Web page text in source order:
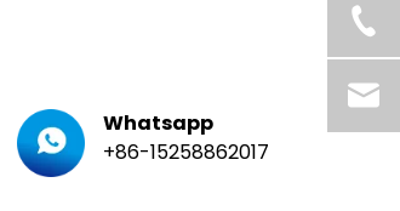
Whatsapp
+86-15258862017